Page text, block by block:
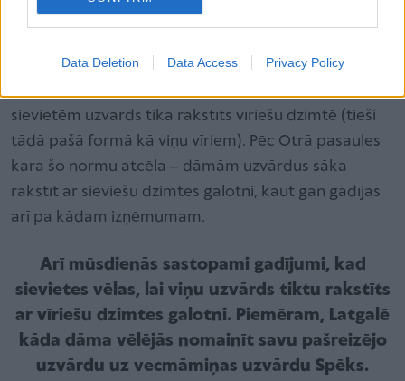
Data Deletion Data Access Privacy Policy
mainīt uzvārdu.”
Stūris vai Stūre
sievietēm uzvārds tika rakstīts vīriešu dzimtē (tieši
tādā pašā formā kā viņu vīriem). Pēc Otrā pasaules
kara šo normu atcēla – dāmām uzvārdus sāka
rakstīt ar sieviešu dzimtes galotni, kaut gan gadījās
arī pa kādam izņēmumam.
Arī mūsdienās sastopami gadījumi, kad
sievietes vēlas, lai viņu uzvārds tiktu rakstīts
ar vīriešu dzimtes galotni. Piemēram, Latgalē
kāda dāma vēlējās nomainīt savu pašreizējo
uzvārdu uz vecmāmiņas uzvārdu Spēks.